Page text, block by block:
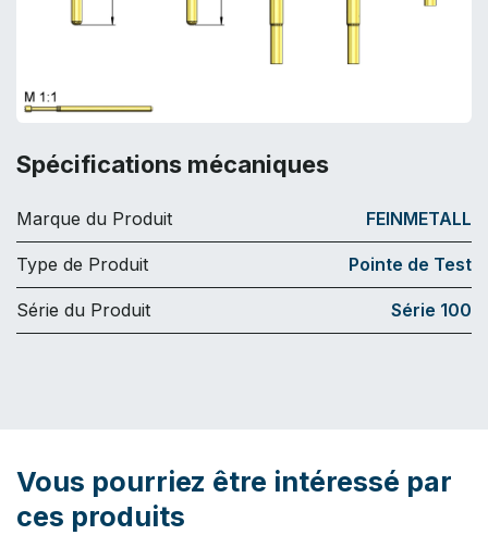
Spécifications mécaniques
Marque du Produit FEINMETALL
Type de Produit Pointe de Test
Série du Produit Série 100
Vous pourriez être intéressé par
ces produits